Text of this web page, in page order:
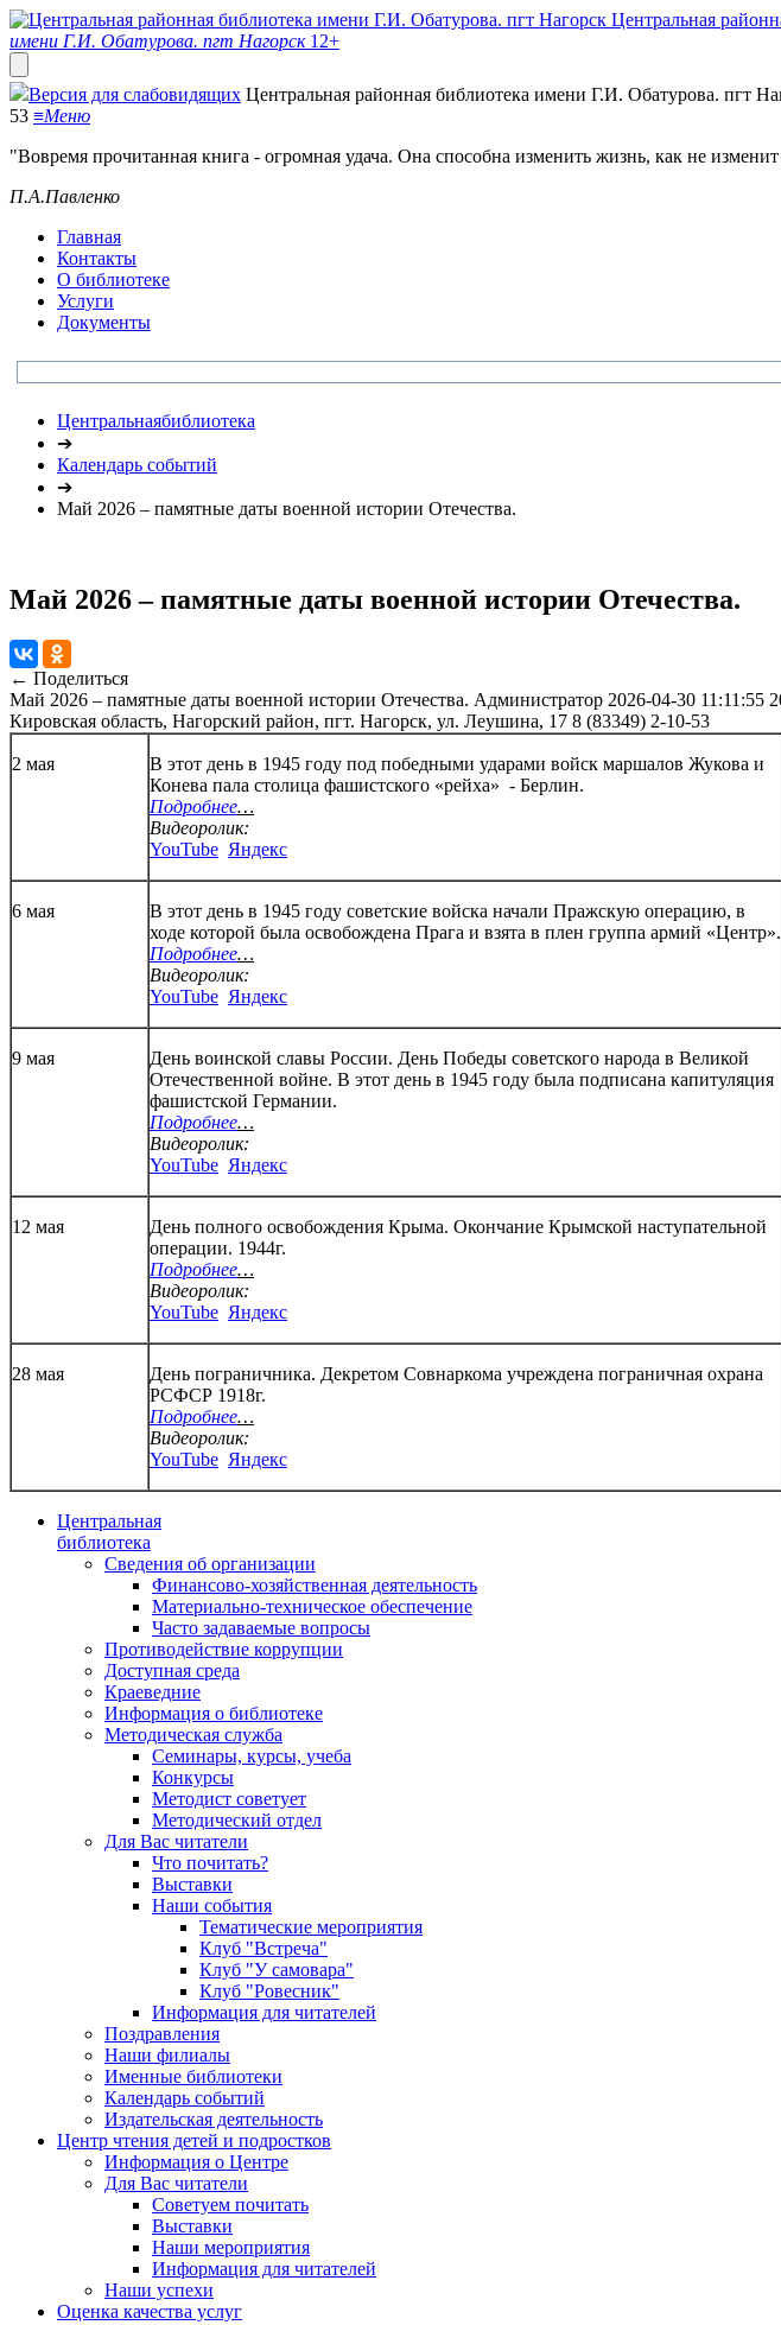
Центральная
имени Г.И. Обатурова. пгт Нагорск 12+
Версия для слабовидящих Центральная районная библиотека имени Г.И. Обатурова. пгт
53 ≡Меню
"Вовремя прочитанная книга - огромная удача. Она способна изменить жизнь, как не
П.А.Павленко
Главная
Контакты
О библиотеке
Услуги
Документы
Центральнаябиблиотека
➔
Календарь событий
➔
Май 2026 – памятные даты военной истории Отечества.
Май 2026 – памятные даты военной истории Отечества.
← Поделиться
Май 2026 – памятные даты военной истории Отечества. Администратор 2026-04-30 11:11:55
Кировская область, Нагорский район, пгт. Нагорск, ул. Леушина, 17 8 (83349) 2-10-53
2 мая
В этот день в 1945 году под победными ударами войск маршалов Жукова и
Конева пала столица фашистского «рейха» - Берлин.
Подробнее…
Видеоролик:
YouTube Яндекс
6 мая
В этот день в 1945 году советские войска начали Пражскую операцию, в
ходе которой была освобождена Прага и взята в плен группа армий «Центр».
Подробнее…
Видеоролик:
YouTube Яндекс
9 мая
День воинской славы России. День Победы советского народа в Великой
Отечественной войне. В этот день в 1945 году была подписана капитуляция
фашистской Германии.
Подробнее…
Видеоролик:
YouTube Яндекс
12 мая
День полного освобождения Крыма. Окончание Крымской наступательной
операции. 1944г.
Подробнее…
Видеоролик:
YouTube Яндекс
28 мая
День пограничника. Декретом Совнаркома учреждена пограничная охрана
РСФСР 1918г.
Подробнее…
Видеоролик:
YouTube Яндекс
Центральная
библиотека
Сведения об организации
Финансово-хозяйственная деятельность
Материально-техническое обеспечение
Часто задаваемые вопросы
Противодействие коррупции
Доступная среда
Краеведние
Информация о библиотеке
Методическая служба
Семинары, курсы, учеба
Конкурсы
Методист советует
Методический отдел
Для Вас читатели
Что почитать?
Выставки
Наши события
Тематические мероприятия
Клуб "Встреча"
Клуб "У самовара"
Клуб "Ровесник"
Информация для читателей
Поздравления
Наши филиалы
Именные библиотеки
Календарь событий
Издательская деятельность
Центр чтения детей и подростков
Информация о Центре
Для Вас читатели
Советуем почитать
Выставки
Наши мероприятия
Информация для читателей
Наши успехи
Оценка качества услуг